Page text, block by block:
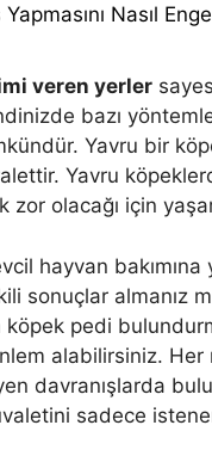
Nasıl
veren yerler
bazı
Yavru bir
Yavru
olacağı için
hayvan
sonuçlar almanız
köpek pedi
alabilirsiniz.
davranışlarda
sadece